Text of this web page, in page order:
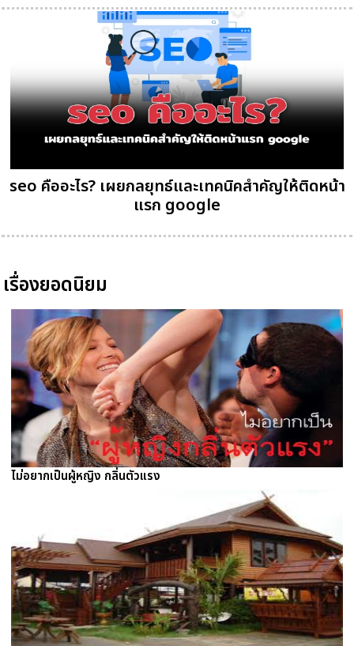
seo คืออะไร? เผยกลยุทธ์และเทคนิคสำคัญให้ติดหน้า
แรก google
เรื่องยอดนิยม
ไม่อยากเป็นผู้หญิง กลิ่นตัวแรง